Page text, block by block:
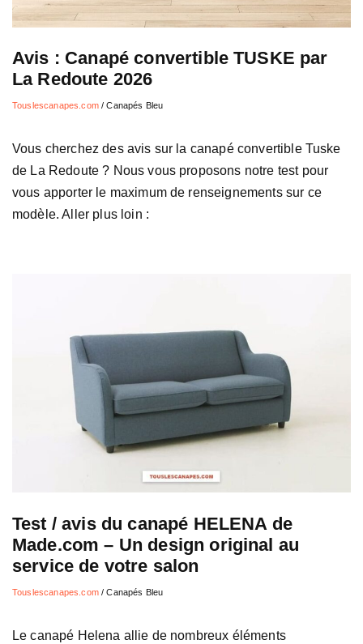
Avis : Canapé convertible TUSKE par
La Redoute 2026
Touslescanapes.com/Canapés Bleu
Vous cherchez des avis sur la canapé convertible Tuske
de La Redoute ? Nous vous proposons notre test pour
vous apporter le maximum de renseignements sur ce
modèle. Aller plus loin :
Test / avis du canapé HELENA de
Made.com – Un design original au
service de votre salon
Touslescanapes.com/Canapés Bleu
Le canapé Helena allie de nombreux éléments